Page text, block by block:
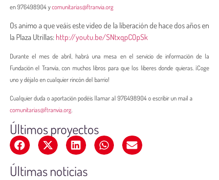
en 976498904 ycomunitarias@ftranvia.org
Os animo a que veáis este video de la liberación de hace dos años en
la Plaza Utrillas: http://youtu.be/SNtxqpCOpSk
Durante el mes de abril, habrá una mesa en el servicio de información de la
Fundación el Tranvía, con muchos libros para que los liberes donde quieras. ¡Coge
uno y déjalo en cualquier rincón del barrio!
Cualquier duda o aportación podéis llamar al 976498904 o escribir un mail a
comunitarias@ftranvia.org.
Últimos proyectos
Últimas noticias